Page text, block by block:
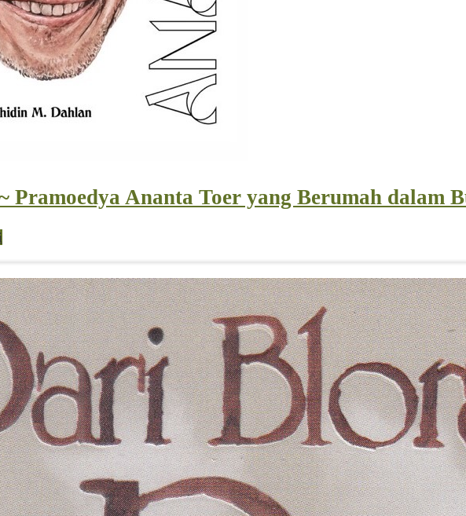
Pramoedya Ananta Toer yang Berumah dalam